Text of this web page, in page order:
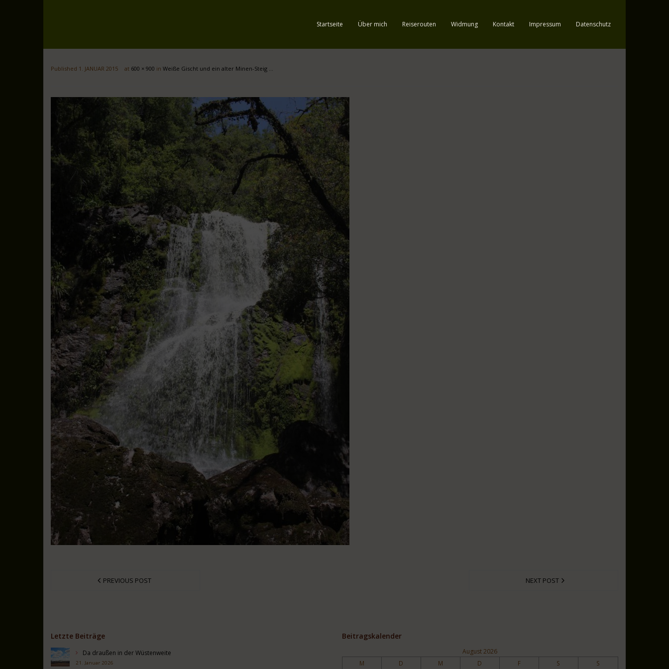
Startseite Über mich Reiserouten Widmung Kontakt Impressum Datenschutz
Published 1. JANUAR 2015 at 600 × 900 in Weiße Gischt und ein alter Minen-Steig …
PREVIOUS POST NEXT POST
Letzte Beiträge
Da draußen in der Wüstenweite
21. Januar 2026
Beitragskalender
August 2026
M D M D F S S